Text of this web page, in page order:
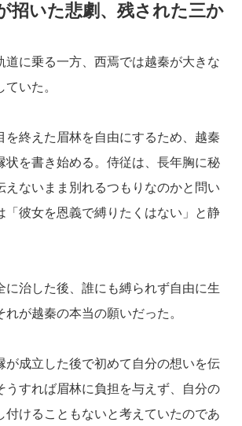
いた悲劇、残された三か
道に乗る一方、西焉では越秦が大きな
いた。
を終えた眉林を自由にするため、越秦
状を書き始める。侍従は、長年胸に秘
えないまま別れるつもりなのかと問い
「彼女を恩義で縛りたくはない」と静
に治した後、誰にも縛られず自由に生
が越秦の本当の願いだった。
が成立した後で初めて自分の想いを伝
うすれば眉林に負担を与えず、自分の
付けることもないと考えていたのであ